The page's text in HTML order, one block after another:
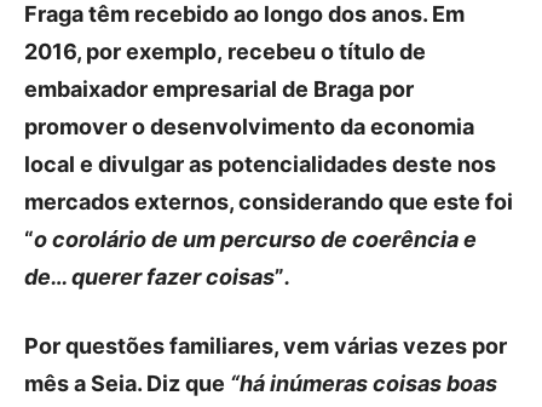
Fraga têm recebido ao longo dos anos. Em
2016, por exemplo, recebeu o título de
embaixador empresarial de Braga por
promover o desenvolvimento da economia
local e divulgar as potencialidades deste nos
mercados externos, considerando que este foi
“o corolário de um percurso de coerência e
de… querer fazer coisas”.
Por questões familiares, vem várias vezes por
mês a Seia. Diz que “há inúmeras coisas boas